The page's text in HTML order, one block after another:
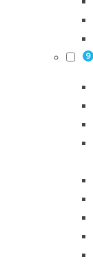
9